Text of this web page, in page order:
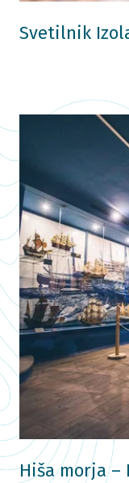
Svetilnik
Hiša morja –